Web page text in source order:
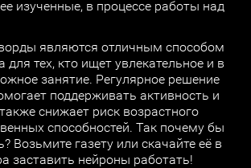
изученные, в процессе работы над
являются отличным способом
для тех, кто ищет увлекательное и в
занятие. Регулярное решение
поддерживать активность и
снижает риск возрастного
способностей. Так почему бы
Возьмите газету или скачайте её в
заставить нейроны работать!